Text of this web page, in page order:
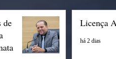
de
Licença
há 2 dias